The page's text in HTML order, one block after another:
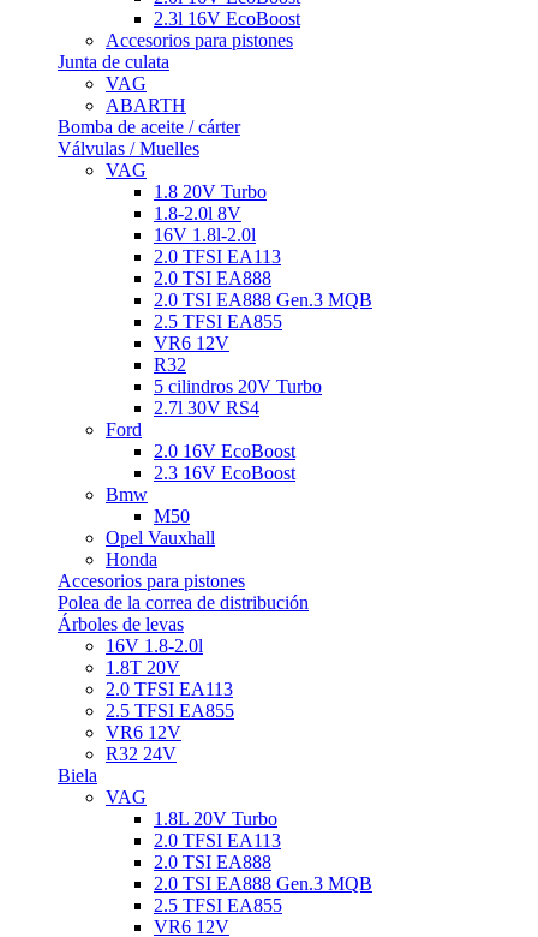
2.3l 16V EcoBoost
Accesorios para pistones
Junta de culata
VAG
ABARTH
Bomba de aceite / cárter
Válvulas / Muelles
VAG
1.8 20V Turbo
1.8-2.0l 8V
16V 1.8l-2.0l
2.0 TFSI EA113
2.0 TSI EA888
2.0 TSI EA888 Gen.3 MQB
2.5 TFSI EA855
VR6 12V
R32
5 cilindros 20V Turbo
2.7l 30V RS4
Ford
2.0 16V EcoBoost
2.3 16V EcoBoost
Bmw
M50
Opel Vauxhall
Honda
Accesorios para pistones
Polea de la correa de distribución
Árboles de levas
16V 1.8-2.0l
1.8T 20V
2.0 TFSI EA113
2.5 TFSI EA855
VR6 12V
R32 24V
Biela
VAG
1.8L 20V Turbo
2.0 TFSI EA113
2.0 TSI EA888
2.0 TSI EA888 Gen.3 MQB
2.5 TFSI EA855
VR6 12V